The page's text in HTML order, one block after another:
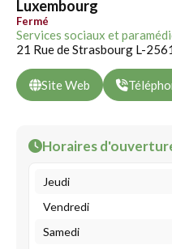
Luxembourg
Fermé
Services sociaux et
21 Rue de Strasbourg L-
Site Web
Horaires
Jeudi
Vendredi
Samedi